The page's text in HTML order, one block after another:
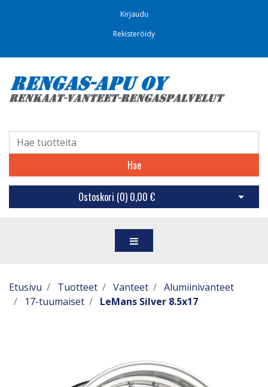
Kirjaudu
Rekisteröidy
Hae
Ostoskori (0) 0,00 € Avaa
Etusivu Tuotteet Vanteet
Alumiinivanteet
17-tuumaiset
LeMans Silver 8.5x17